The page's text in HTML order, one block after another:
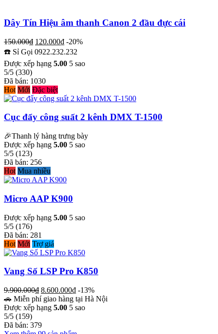
Dây Tín Hiệu âm thanh Canon 2 đầu đực cái
150.000₫ Giá
gốc
150.000₫.
120.000₫Giá
hiện
là:
-20%
☎️ Sỉ Gọi 0922.232.232
Được xếp hạng 5.00 5 sao
5/5 (330)
Đã bán: 1030
Hot Mới Đặc biệt
Cục đẩy công suất 2 kênh DMX T-1500
🎉Thanh lý hàng trưng bày
Được xếp hạng 5.00 5 sao
5/5 (123)
Đã bán: 256
Hot Mua nhiều
Micro AAP K900
Được xếp hạng 5.00 5 sao
5/5 (176)
Đã bán: 281
Hot Mới Trợ giá
Vang Số LSP Pro K850
9.900.000₫ Giá
gốc
là:
8.600.000₫Giá
hiện
tại
-13%
🚗 Miễn phí giao hàng tại Hà Nội
Được xếp hạng 5.00 5 sao
5/5 (159)
Đã bán: 379